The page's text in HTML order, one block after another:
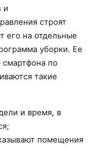
и
строят
его на отдельные
уборки. Ее
по
такие
и время, в
помещения